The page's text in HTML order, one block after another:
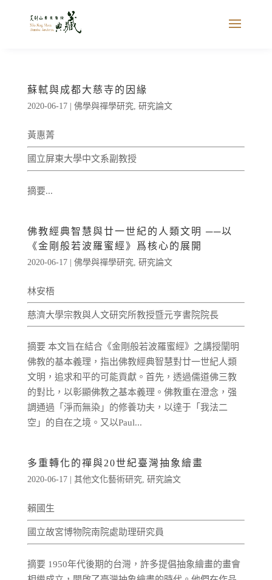
蘇軾與成都大慈寺的因緣
2020-06-17| 佛學與禪學研究, 研究論文
黃惠菁
國立屏東大學中文系副教授
摘要...
佛教經典智慧與廿一世紀的人類文明 ──以
《金剛般若波羅蜜經》爲核心的展開
2020-06-17| 佛學與禪學研究 研究論文
林安梧
慈濟大學宗教與人文研究所教授暨元亨書院院長
摘要 本文旨在結合《金剛般若波羅蜜經》之講授闡明
佛教的基本義理，指出佛教經典智慧對廿一世紀人類
文明，追求和平的可能貢獻。首先，透過儒道佛三教
的對比，以彰顯佛教之基本義理。佛教重在澄念，强
調通過「淨而無染」的修養功夫，以達于「我法二
空」的自在之境。又以Paul...
多重轉化的禪與20世紀臺灣抽象繪畫
2020-06-17| 其他文化藝術研究, 研究論文
賴國生
國立故宮博物院南院處助理研究員
摘要 1950年代後期的台灣，許多提倡抽象繪畫的畫會